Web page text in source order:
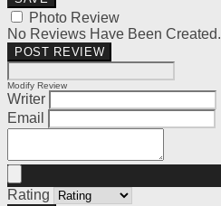
Photo Review
No Reviews Have Been Created.
POST REVIEW
Modify Review
Writer
Email
Rating